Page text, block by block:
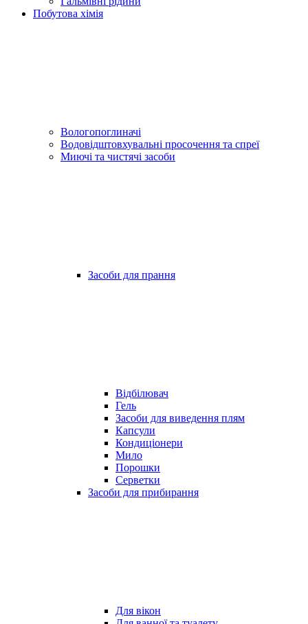
Побутова хімія
Вологопоглиначі
Водовідштовхувальні просочення та спреї
Миючі та чистячі засоби
Засоби для прання
Відбілювач
Гель
Засоби для виведення плям
Капсули
Кондиціонери
Мило
Порошки
Серветки
Засоби для прибирання
Для вікон